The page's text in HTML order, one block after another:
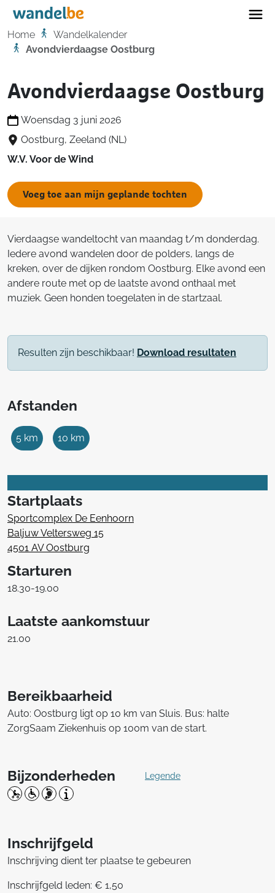
Home
Home
Wandelkalender
Avondvierdaagse Oostburg
Avondvierdaagse Oostburg
Woensdag 3 juni 2026
Oostburg, Zeeland (NL)
W.V. Voor de Wind
Voeg toe aan mijn geplande tochten
Vierdaagse wandeltocht van maandag t/m donderdag.
Iedere avond wandelen door de polders, langs de
kreken, over de dijken rondom Oostburg. Elke avond een
andere route met op de laatste avond onthaal met
muziek. Geen honden toegelaten in de startzaal.
Resulten zijn beschikbaar! Download resultaten
Afstanden
5 km 10 km
Startplaats
Sportcomplex De Eenhoorn
Baljuw Veltersweg 15
4501 AV Oostburg
Starturen
18.30-19.00
Laatste aankomstuur
21.00
Bereikbaarheid
Auto: Oostburg ligt op 10 km van Sluis. Bus: halte
ZorgSaam Ziekenhuis op 100m van de start.
Bijzonderheden Legende
Inschrijfgeld
Inschrijving dient ter plaatse te gebeuren
Inschrijfgeld leden: € 1,50